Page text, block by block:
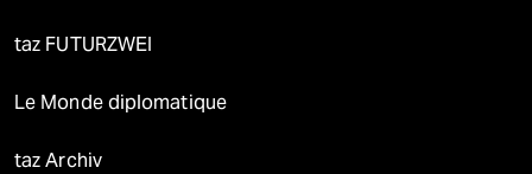
taz FUTURZWEI
Le Monde diplomatique
taz Archiv